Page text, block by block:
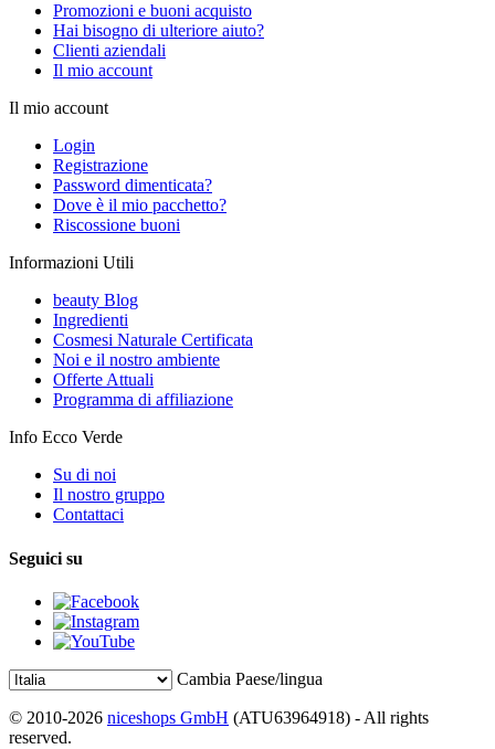
Promozioni e buoni acquisto
Hai bisogno di ulteriore aiuto?
Clienti aziendali
Il mio account
Il mio account
Login
Registrazione
Password dimenticata?
Dove è il mio pacchetto?
Riscossione buoni
Informazioni Utili
beauty Blog
Ingredienti
Cosmesi Naturale Certificata
Noi e il nostro ambiente
Offerte Attuali
Programma di affiliazione
Info Ecco Verde
Su di noi
Il nostro gruppo
Contattaci
Seguici su
Cambia Paese/lingua
© 2010-2026 niceshops GmbH (ATU63964918) - All rights
reserved.